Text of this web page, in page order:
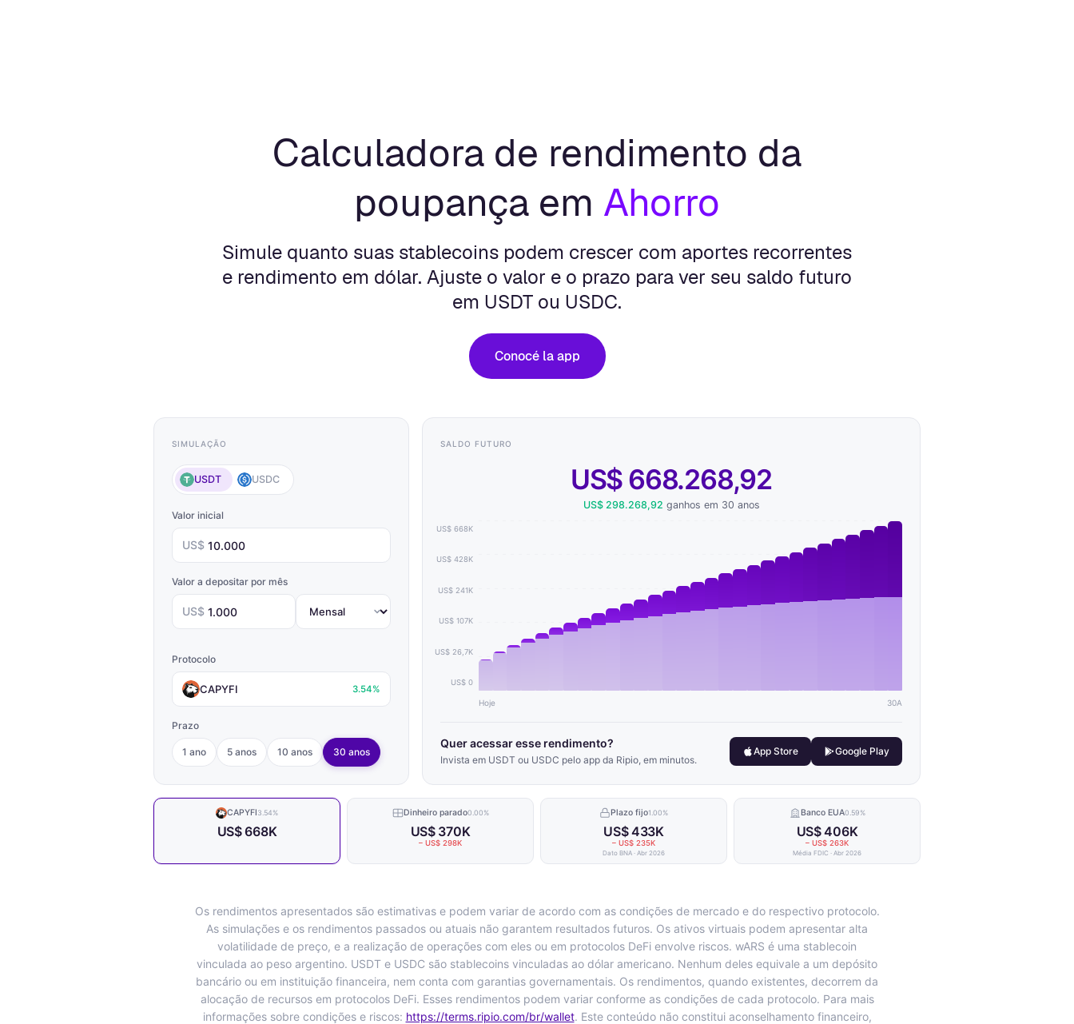
Calculadora de rendimento da
poupança em Ahorro
Simule quanto suas stablecoins podem crescer com aportes recorrentes
e rendimento em dólar. Ajuste o valor e o prazo para ver seu saldo futuro
em USDT ou USDC.
Conocé la app
SIMULAÇÃO
USDT USDC
Valor inicial
US$
Valor a depositar por mês
US$
Protocolo
CAPYFI 3.54%
Prazo
1 ano 5 anos 10 anos 30 anos
SALDO FUTURO
US$ 668.268,92
US$ 298.268,92 ganhos em 30 anos
US$ 668K
US$ 428K
US$ 241K
US$ 107K
US$ 26,7K
US$ 0
Hoje 30A
Quer acessar esse rendimento?
Invista em USDT ou USDC pelo app da Ripio, em minutos.
App Store Google Play
CAPYFI3.54%
US$ 668K
Dinheiro parado0.00%
US$ 370K
– US$ 298K
Plazo fijo1.00%
US$ 433K
– US$ 235K
Dato BNA · Abr 2026
Banco EUA0.59%
US$ 406K
– US$ 263K
Média FDIC · Abr 2026
Os rendimentos apresentados são estimativas e podem variar de acordo com as condições de mercado e do respectivo protocolo.
As simulações e os rendimentos passados ou atuais não garantem resultados futuros. Os ativos virtuais podem apresentar alta
volatilidade de preço, e a realização de operações com eles ou em protocolos DeFi envolve riscos. wARS é uma stablecoin
vinculada ao peso argentino. USDT e USDC são stablecoins vinculadas ao dólar americano. Nenhum deles equivale a um depósito
bancário ou em instituição financeira, nem conta com garantias governamentais. Os rendimentos, quando existentes, decorrem da
alocação de recursos em protocolos DeFi. Esses rendimentos podem variar conforme as condições de cada protocolo. Para mais
informações sobre condições e riscos: https://terms.ripio.com/br/wallet. Este conteúdo não constitui aconselhamento financeiro,